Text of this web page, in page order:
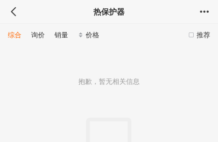
热保护器
推荐
综合 询价 销量 价格
抱歉，暂无相关信息